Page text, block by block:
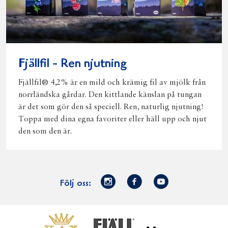
Fjällfil - Ren njutning
Fjällfil® 4,2% är en mild och krämig fil av mjölk från
norrländska gårdar. Den kittlande känslan på tungan
är det som gör den så speciell. Ren, naturlig njutning!
Toppa med dina egna favoriter eller häll upp och njut
den som den är.
Följ oss:
Norrmejerier
Facebook
Youtube
VästerbottensostFjällfil